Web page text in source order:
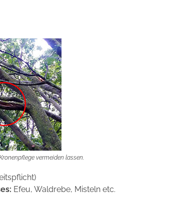
vermeiden lassen.
Efeu, Waldrebe, Misteln etc.